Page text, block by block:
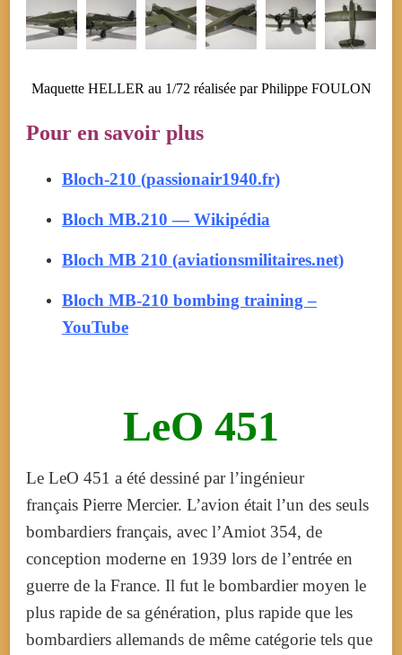
Maquette HELLER au 1/72 réalisée par Philippe FOULON
Pour en savoir plus
Bloch-210 (passionair1940.fr)
Bloch MB.210 — Wikipédia
Bloch MB 210 (aviationsmilitaires.net)
Bloch MB-210 bombing training –
YouTube
LeO 451
Le LeO 451 a été dessiné par l’ingénieur
français Pierre Mercier. L’avion était l’un des seuls
bombardiers français, avec l’Amiot 354, de
conception moderne en 1939 lors de l’entrée en
guerre de la France. Il fut le bombardier moyen le
plus rapide de sa génération, plus rapide que les
bombardiers allemands de même catégorie tels que